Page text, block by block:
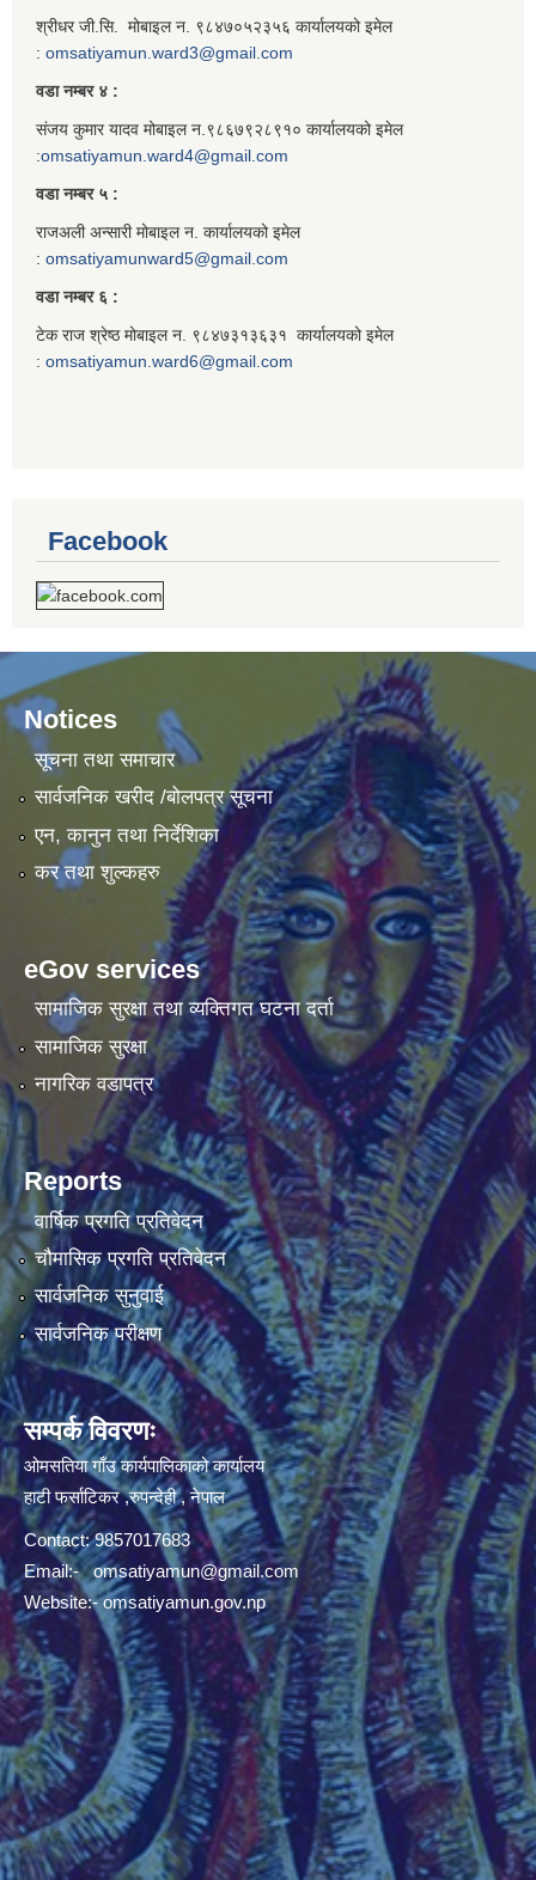
श्रीधर जी.सि. मोबाइल न. ९८४७०५२३५६ कार्यालयको इमेल
: omsatiyamun.ward3@gmail.com
वडा नम्बर ४ :
संजय कुमार यादव मोबाइल न.९८६७९२८९१० कार्यालयको इमेल
:omsatiyamun.ward4@gmail.com
वडा नम्बर ५ :
राजअली अन्सारी मोबाइल न. कार्यालयको इमेल
: omsatiyamunward5@gmail.com
वडा नम्बर ६ :
टेक राज श्रेष्ठ मोबाइल न. ९८४७३१३६३१ कार्यालयको इमेल
: omsatiyamun.ward6@gmail.com
Facebook
Notices
सूचना तथा समाचार
सार्वजनिक खरीद /बोलपत्र सूचना
एन, कानुन तथा निर्देशिका
कर तथा शुल्कहरु
eGov services
सामाजिक सुरक्षा तथा व्यक्तिगत घटना दर्ता
सामाजिक सुरक्षा
नागरिक वडापत्र
Reports
वार्षिक प्रगति प्रतिवेदन
चौमासिक प्रगति प्रतिवेदन
सार्वजनिक सुनुवाई
सार्वजनिक परीक्षण
सम्पर्क विवरणः
ओमसतिया गाँउ कार्यपालिकाको कार्यालय
हाटी फर्साटिकर ,रुपन्देही , नेपाल
Contact: 9857017683
Email:-omsatiyamun@gmail.com
Website:- omsatiyamun.gov.np